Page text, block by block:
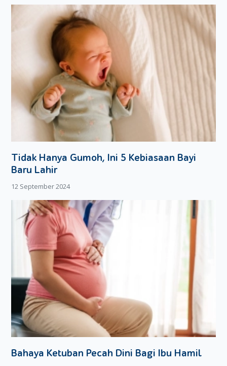
Tidak Hanya Gumoh, Ini 5 Kebiasaan Bayi
Baru Lahir
12 September 2024
Bahaya Ketuban Pecah Dini Bagi Ibu Hamil